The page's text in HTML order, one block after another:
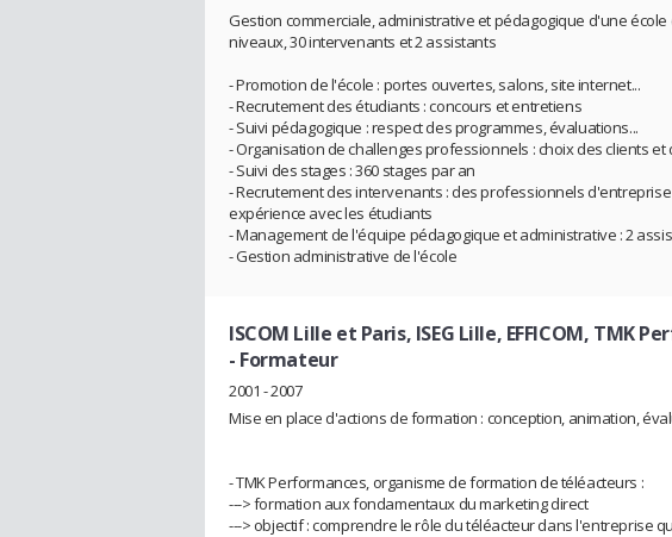
Gestion commerciale, administrative et pédagogique d'une
niveaux, 30 intervenants et 2 assistants
- Promotion de l'école : portes ouvertes, salons, site internet...
- Recrutement des étudiants : concours et entretiens
- Suivi pédagogique : respect des programmes, évaluations...
- Organisation de challenges professionnels : choix des clients
- Suivi des stages : 360 stages par an
- Recrutement des intervenants : des professionnels
expérience avec les étudiants
- Management de l'équipe pédagogique et administrative : 2
- Gestion administrative de l'école
ISCOM Lille et Paris, ISEG Lille, EFFICOM, TMK
- Formateur
2001 - 2007
Mise en place d'actions de formation : conception, animation,
- TMK Performances, organisme de formation de téléacteurs :
---> formation aux fondamentaux du marketing direct
---> objectif : comprendre le rôle du téléacteur dans l'entreprise